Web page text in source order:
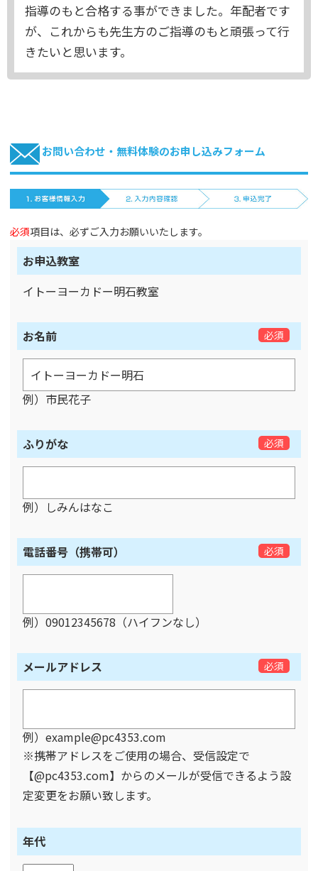
指導のもと合格する事ができました。年配者です
が、これからも先生方のご指導のもと頑張って行
きたいと思います。
お問い合わせ・無料体験のお申し込みフォーム
必須項目は、必ずご入力お願いいたします。
お申込教室
イトーヨーカドー明石教室
お名前 必須
例）市民花子
ふりがな 必須
例）しみんはなこ
電話番号（携帯可） 必須
例）09012345678（ハイフンなし）
メールアドレス 必須
例）example@pc4353.com
※携帯アドレスをご使用の場合、受信設定で
【@pc4353.com】からのメールが受信できるよう設
定変更をお願い致します。
年代